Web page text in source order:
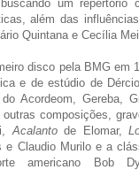
um repertório
além das
Quintana e Cecília
disco pela BMG em
e de estúdio de
Acordeom, Gereba,
outras composições,
Acalantode Elomar,
e Claudio Murilo e a
americano Bob